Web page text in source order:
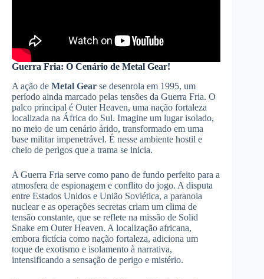
Guerra Fria: O Cenário de Metal Gear!
A ação de Metal Gear se desenrola em 1995, um
período ainda marcado pelas tensões da Guerra Fria. O
palco principal é Outer Heaven, uma nação fortaleza
localizada na África do Sul. Imagine um lugar isolado,
no meio de um cenário árido, transformado em uma
base militar impenetrável. É nesse ambiente hostil e
cheio de perigos que a trama se inicia.
A Guerra Fria serve como pano de fundo perfeito para a
atmosfera de espionagem e conflito do jogo. A disputa
entre Estados Unidos e União Soviética, a paranoia
nuclear e as operações secretas criam um clima de
tensão constante, que se reflete na missão de Solid
Snake em Outer Heaven. A localização africana,
embora fictícia como nação fortaleza, adiciona um
toque de exotismo e isolamento à narrativa,
intensificando a sensação de perigo e mistério.